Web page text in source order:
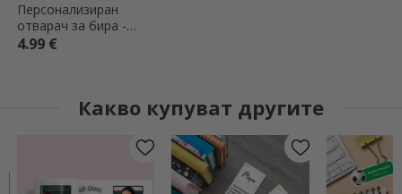
Персонализиран
отварач за бира -
Коледна бира
4.99 €
Какво купуват другите